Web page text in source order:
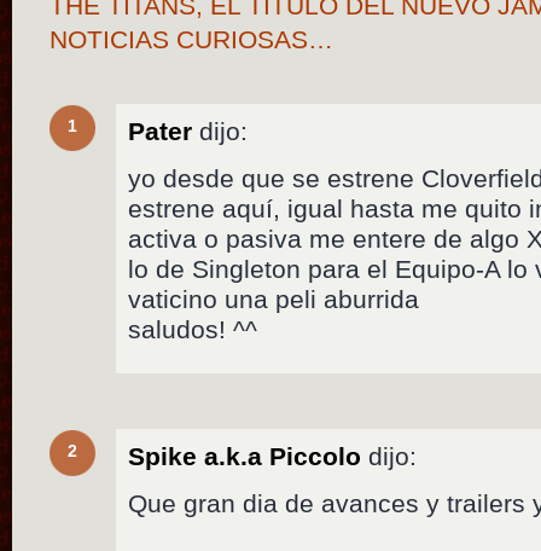
THE TITANS, EL TÍTULO DEL NUEVO
NOTICIAS CURIOSAS…
1 Pater dijo:
yo desde que se estrene
estrene aquí, igual hasta me quito
activa o pasiva me entere de algo
lo de Singleton para el Equipo-A
vaticino una peli aburrida
saludos! ^^
2 Spike a.k.a Piccolo dijo:
Que gran dia de avances y trailers